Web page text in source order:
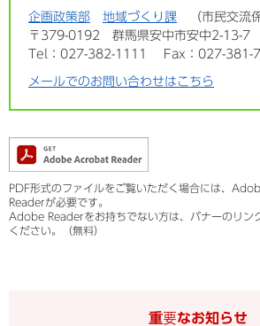
企画政策部 地域づくり課
市民交流
〒379-0192
群馬県安中市安中2-13-7
Tel：027-382-1111
Fax：027-381-
メールでのお問い合わせはこちら
PDF形式のファイルをご覧いただく場合には、
Readerが必要です。
Adobe Readerをお持ちでない方は、バナーのリン
ください。（無料）
重要なお知らせ